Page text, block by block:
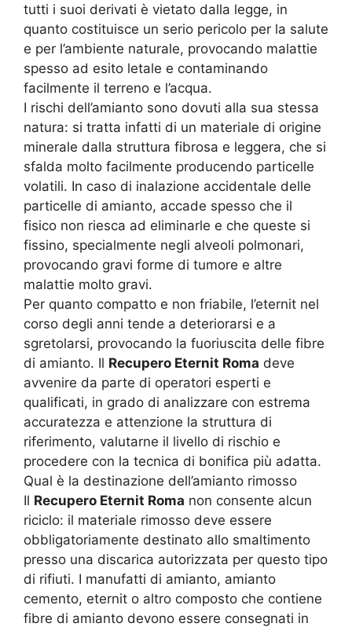
tutti i suoi derivati è vietato dalla legge, in
quanto costituisce un serio pericolo per la salute
e per l’ambiente naturale, provocando malattie
spesso ad esito letale e contaminando
facilmente il terreno e l’acqua.
I rischi dell’amianto sono dovuti alla sua stessa
natura: si tratta infatti di un materiale di origine
minerale dalla struttura fibrosa e leggera, che si
sfalda molto facilmente producendo particelle
volatili. In caso di inalazione accidentale delle
particelle di amianto, accade spesso che il
fisico non riesca ad eliminarle e che queste si
fissino, specialmente negli alveoli polmonari,
provocando gravi forme di tumore e altre
malattie molto gravi.
Per quanto compatto e non friabile, l’eternit nel
corso degli anni tende a deteriorarsi e a
sgretolarsi, provocando la fuoriuscita delle fibre
di amianto. Il Recupero Eternit Roma deve
avvenire da parte di operatori esperti e
qualificati, in grado di analizzare con estrema
accuratezza e attenzione la struttura di
riferimento, valutarne il livello di rischio e
procedere con la tecnica di bonifica più adatta.
Qual è la destinazione dell’amianto rimosso
Il Recupero Eternit Roma non consente alcun
riciclo: il materiale rimosso deve essere
obbligatoriamente destinato allo smaltimento
presso una discarica autorizzata per questo tipo
di rifiuti. I manufatti di amianto, amianto
cemento, eternit o altro composto che contiene
fibre di amianto devono essere consegnati in